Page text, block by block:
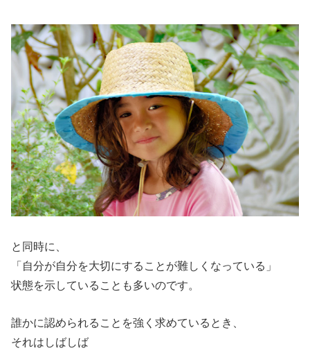
と同時に、
「自分が自分を大切にすることが難しくなっている」
状態を示していることも多いのです。
誰かに認められることを強く求めているとき、
それはしばしば